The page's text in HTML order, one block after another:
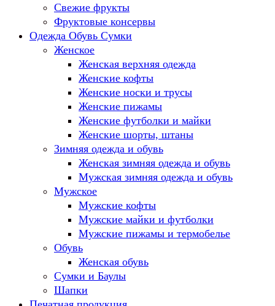
Свежие фрукты
Фруктовые консервы
Одежда Обувь Сумки
Женское
Женская верхняя одежда
Женские кофты
Женские носки и трусы
Женские пижамы
Женские футболки и майки
Женские шорты, штаны
Зимняя одежда и обувь
Женская зимняя одежда и обувь
Мужская зимняя одежда и обувь
Мужское
Мужские кофты
Мужские майки и футболки
Мужские пижамы и термобелье
Обувь
Женская обувь
Сумки и Баулы
Шапки